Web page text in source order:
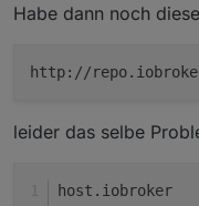
Habe dann noch
http://
leider das selbe